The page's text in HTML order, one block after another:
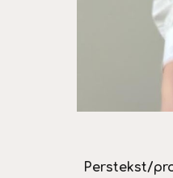
Perstekst/